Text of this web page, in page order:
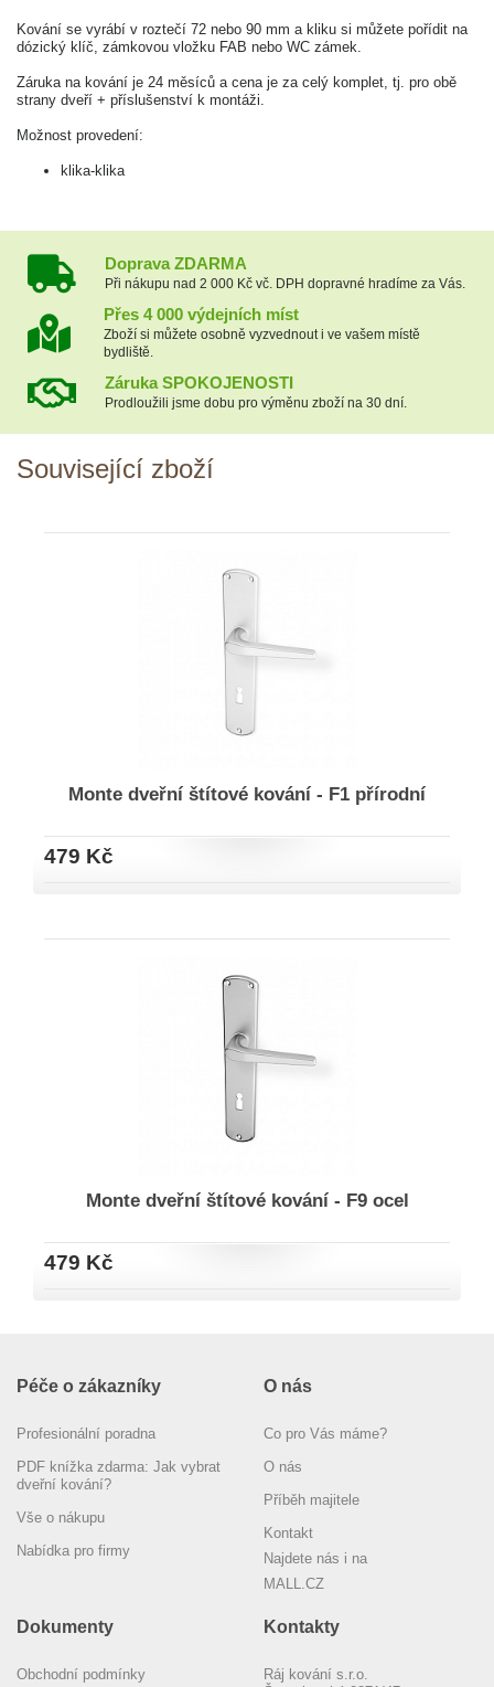
Kování se vyrábí v roztečí 72 nebo 90 mm a kliku si můžete pořídit na
dózický klíč, zámkovou vložku FAB nebo WC zámek.
Záruka na kování je 24 měsíců a cena je za celý komplet, tj. pro obě
strany dveří + příslušenství k montáži.
Možnost provedení:
klika-klika
Doprava ZDARMA
Při nákupu nad 2 000 Kč vč. DPH dopravné hradíme za Vás.
Přes 4 000 výdejních míst
Zboží si můžete osobně vyzvednout i ve vašem místě
bydliště.
Záruka SPOKOJENOSTI
Prodloužili jsme dobu pro výměnu zboží na 30 dní.
Související zboží
Monte dveřní štítové kování - F1 přírodní
479 Kč
Monte dveřní štítové kování - F9 ocel
479 Kč
Péče o zákazníky
Profesionální poradna
PDF knížka zdarma: Jak vybrat
dveřní kování?
Vše o nákupu
Nabídka pro firmy
O nás
Co pro Vás máme?
O nás
Příběh majitele
Kontakt
Najdete nás i na
MALL.CZ
Dokumenty
Obchodní podmínky
Kontakty
Ráj kování s.r.o.